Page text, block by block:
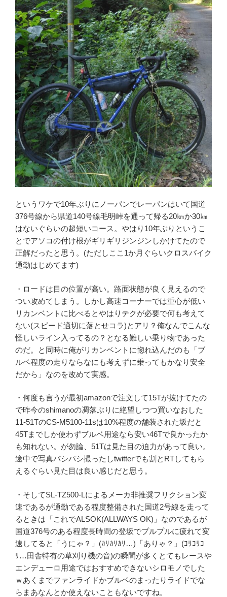
というワケで10年ぶりにノーパンでレーパンはいて国道
376号線から県道140号線毛明峠を通って帰る20㎞か30㎞
はないぐらいの超短いコース。やはり10年ぶりというこ
とでアソコの付け根がギリギリジンジンしかけてたので
正解だったと思う。(ただしここ1か月ぐらいクロスバイク
通勤はじめてます)
・ロードは目の位置が高い。路面状態が良く見えるので
つい攻めてしまう。しかし高速コーナーでは重心が低い
リカンベントに比べるとやはりテクが必要で何も考えて
ない(スピード適切に落とせコラ)とアリ？俺なんでこんな
怪しいライン入ってるの？となる難しい乗り物であった
のだ。と同時に俺がリカンベントに惚れ込んだのも「ブ
ルベ程度の走りならなにも考えずに乗ってもかなり安全
だから」なのを改めて実感。
・何度も言うが最初amazonで注文して15Tが抜けてたの
で昨今のshimanoの凋落ぶりに絶望しつつ買いなおした
11-51TのCS-M5100-11sは10%程度の舗装された坂だと
45Tまでしか使わずブルベ用途なら安い46Tで良かったか
も知れない。が勿論、51Tは見た目の迫力があって良い。
途中で写真パシパシ撮ったしtwitterでも割とRTしてもら
えるぐらい見た目は良い感じだと思う。
・そしてSL-TZ500-Lによるメーカ非推奨フリクション変
速であるが通勤である程度整備された国道2号線を走って
るときは「これでALSOK(ALLWAYS OK)」なのであるが
国道376号のある程度長時間の登坂でプルプルに疲れて変
速してると「うにゃ？」(ｶﾘｶﾘｶﾘ…)「ありゃ？」(ｺﾘｺﾘｺ
ﾘ…田舎特有の草刈り機の音)の瞬間が多くとてもレースや
エンデューロ用途ではおすすめできないシロモノでした
ｗあくまでファンライドかブルベのまったりライドでな
らまあなんとか使えないこともないですね。